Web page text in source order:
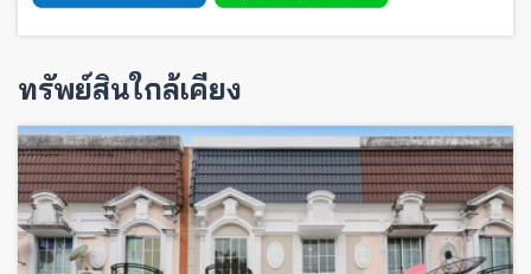
ทรัพย์สินใกล้เคียง